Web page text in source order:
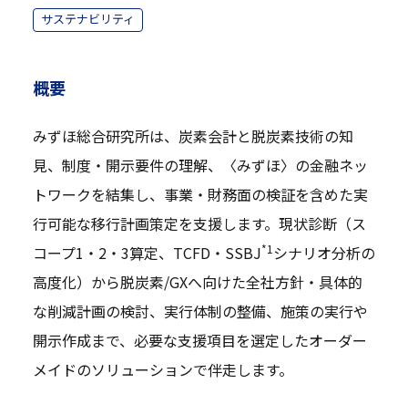
サステナビリティ
概要
みずほ総合研究所は、炭素会計と脱炭素技術の知
見、制度・開示要件の理解、〈みずほ〉の金融ネッ
トワークを結集し、事業・財務面の検証を含めた実
行可能な移行計画策定を支援します。現状診断（ス
コープ1・2・3算定、TCFD・SSBJ*1 シナリオ分析の
高度化）から脱炭素/GXへ向けた全社方針・具体的
な削減計画の検討、実行体制の整備、施策の実行や
開示作成まで、必要な支援項目を選定したオーダー
メイドのソリューションで伴走します。